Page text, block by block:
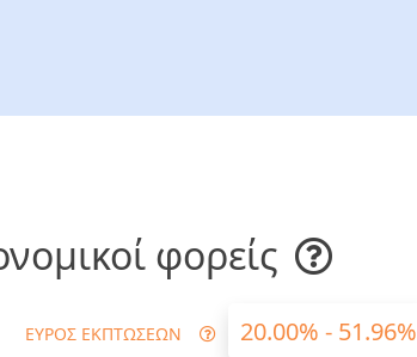
φορείς
ΕΥΡΟΣ ΕΚΠΤΩΣΕΩΝ 20.00% - 51.96%